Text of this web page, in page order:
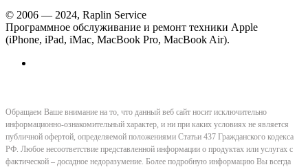
© 2006 — 2024, Raplin Service
Программное обслуживание и ремонт техники Apple
(iPhone, iPad, iMac, MacBook Pro, MacBook Air).
Обращаем Ваше внимание на то, что данный веб сайт носит исключительно
информационно-ознакомительный характер, и ни при каких условиях не является
публичной офертой, определяемой положениями Статьи 437 Гражданского кодекса
РФ. Любое несоответствие представленной информации о продуктах или услугах с
фактической – досадное недоразумение. Более подробную информацию Вы всегда